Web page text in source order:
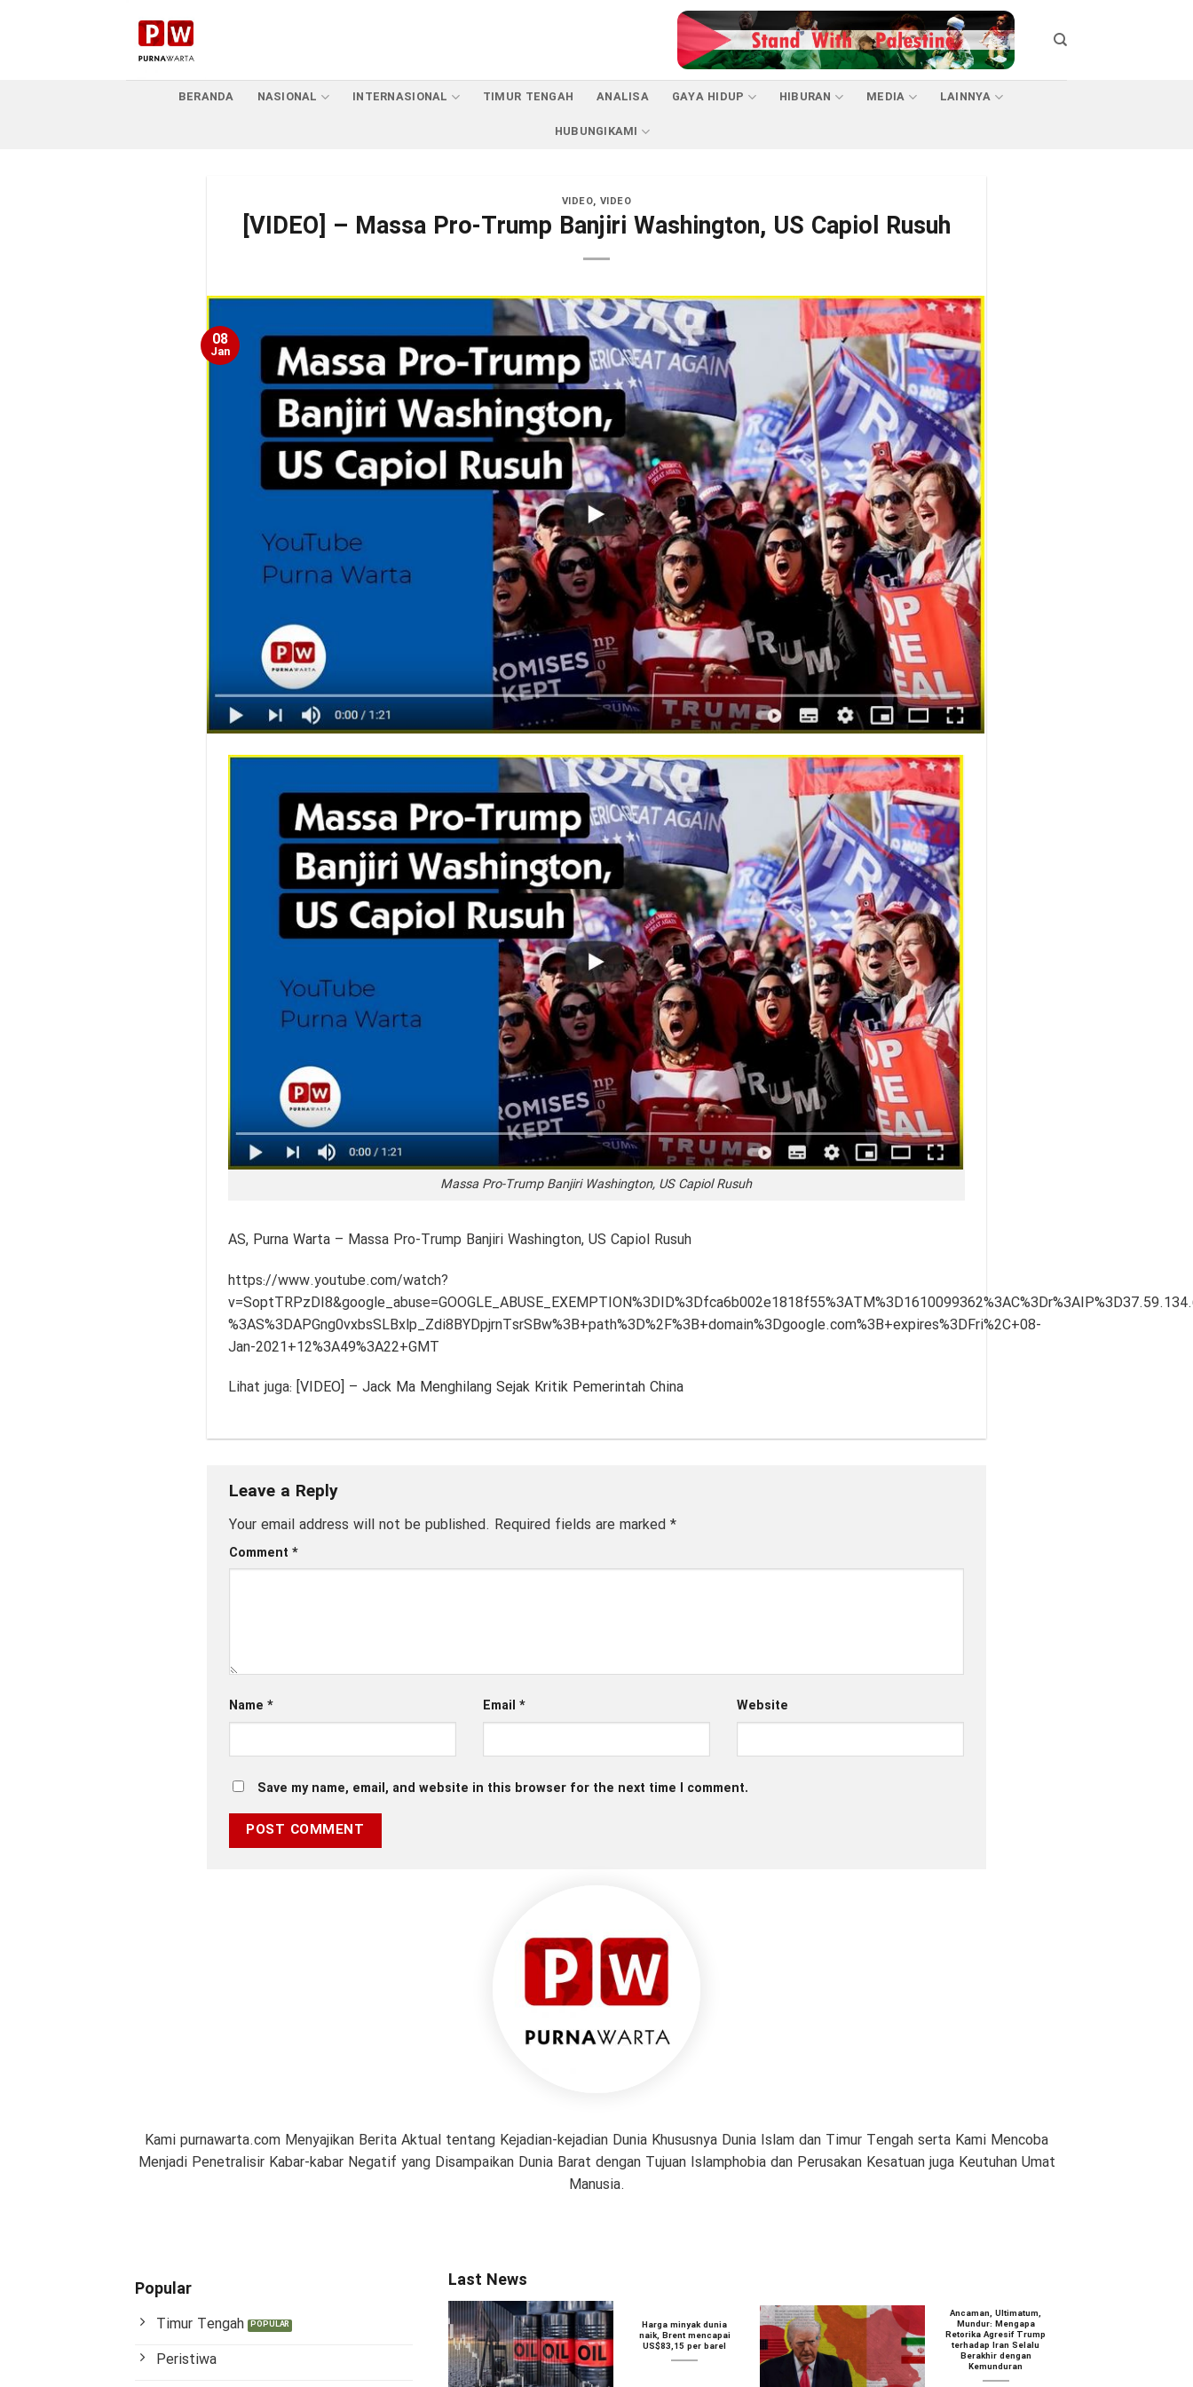
BERANDA NASIONAL INTERNASIONAL TIMUR TENGAH ANALISA GAYA HIDUP HIBURAN MEDIA
LAINNYA
HUBUNGIKAMI
VIDEO, VIDEO
[VIDEO] – Massa Pro-Trump Banjiri Washington, US Capiol Rusuh
08
Jan
Massa Pro-Trump Banjiri Washington, US Capiol Rusuh
AS, Purna Warta– Massa Pro-Trump Banjiri Washington, US Capiol Rusuh
https://www.youtube.com/watch?
%3AS%3DAPGng0vxbsSLBxlp_Zdi8BYDpjrnTsrSBw%3B+path%3D%2F%3B+domain%3Dgoogle.com%3B+expires%3DFri%2C+08-
Jan-2021+12%3A49%3A22+GMT
Lihat juga: [VIDEO] – Jack Ma Menghilang Sejak Kritik Pemerintah China
Leave a Reply
Your email address will not be published. Required fields are marked *
Comment *
Name * Email * Website
Save my name, email, and website in this browser for the next time I comment.
Kami purnawarta.com Menyajikan Berita Aktual tentang Kejadian-kejadian Dunia Khususnya Dunia Islam dan Timur Tengah serta Kami Mencoba
Menjadi Penetralisir Kabar-kabar Negatif yang Disampaikan Dunia Barat dengan Tujuan Islamphobia dan Perusakan Kesatuan juga Keutuhan Umat
Manusia.
Popular
Timur Tengah
Peristiwa
Last News
Harga minyak dunia
naik, Brent mencapai
US$83,15 per barel
Ancaman, Ultimatum,
Mundur: Mengapa
Retorika Agresif Trump
terhadap Iran Selalu
Berakhir dengan
Kemunduran